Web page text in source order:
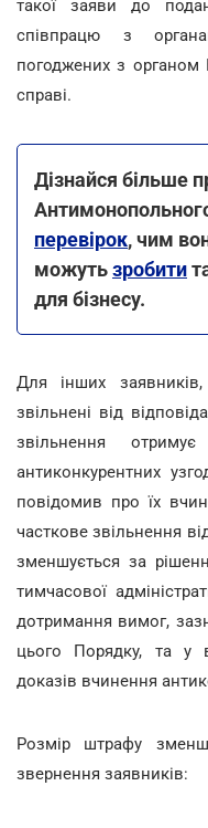
такої заяви до
співпрацю з
погоджених з органом
справі.
Дізнайся більше
перевірок, чим
можутьзробити
для бізнесу.
Для інших
звільнені від
звільнення
антиконкурентних
повідомив про їх
часткове звільнення
зменшується за
тимчасової
дотримання вимог,
цього Порядку, та у
доказів вчинення
Розмір штрафу
звернення заявників: